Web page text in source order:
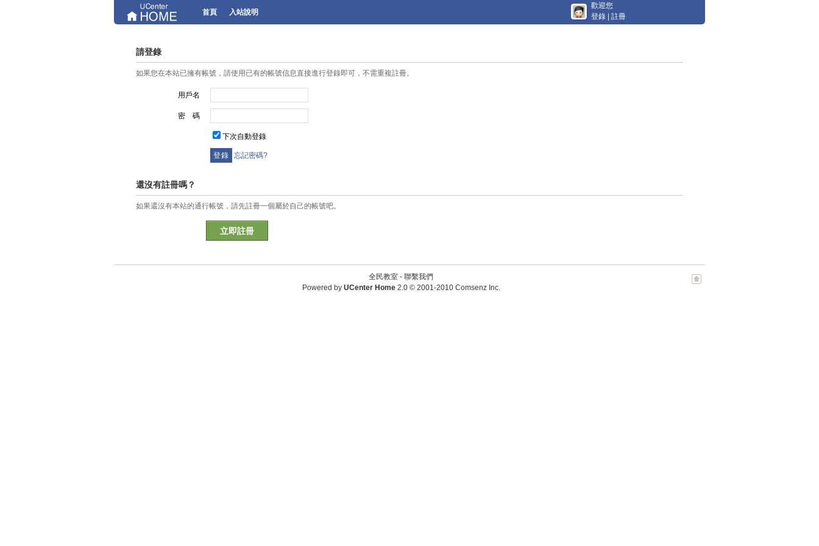
首頁 入站說明
歡迎您
登錄
註冊
請登錄
如果您在本站已擁有帳號，請使用已有的帳號信息直接進行登錄即可，不需重複註冊。
用戶名
密 碼
下次自動登錄
忘記密碼?
還沒有註冊嗎？
如果還沒有本站的通行帳號，請先註冊一個屬於自己的帳號吧。
立即註冊
全民教室 - 聯繫我們
Powered by UCenter Home 2.0© 2001-2010 Comsenz Inc.